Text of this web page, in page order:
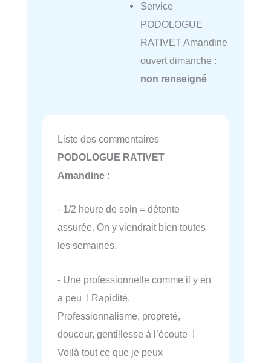
Service
PODOLOGUE
RATIVET Amandine
ouvert dimanche :
non renseigné
Liste des commentaires
PODOLOGUE RATIVET
Amandine :
- 1/2 heure de soin = détente
assurée. On y viendrait bien toutes
les semaines.
- Une professionnelle comme il y en
a peu ! Rapidité.
Professionnalisme, propreté,
douceur, gentillesse à l’écoute !
Voilà tout ce que je peux